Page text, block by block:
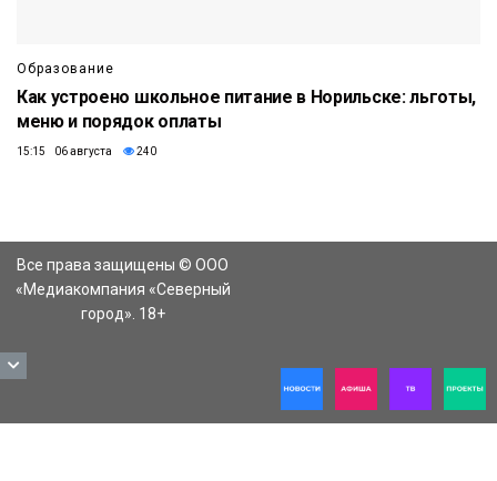
Образование
Как устроено школьное питание в Норильске: льготы,
меню и порядок оплаты
15:15 06 августа 240
Все права защищены © ООО
«Медиакомпания «Северный
город». 18+